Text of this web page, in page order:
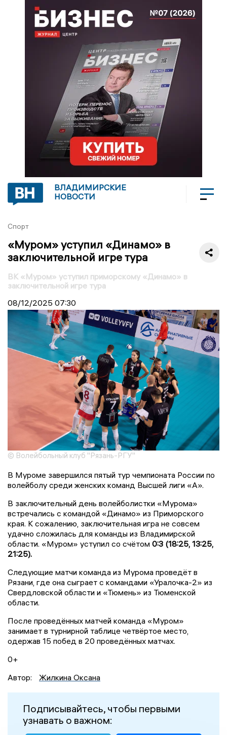
ВЛАДИМИРСКИЕ
НОВОСТИ
Спорт
«Муром» уступил «Динамо» в
заключительной игре тура
ВК «Муром» уступил приморскому «Динамо» в
заключительной игре тура
08/12/2025 07:30
© Волейбольный клуб "Рязань-РГУ"
В Муроме завершился пятый тур чемпионата России по
волейболу среди женских команд Высшей лиги «А».
В заключительный день волейболистки «Мурома»
встречались с командой «Динамо» из Приморского
края. К сожалению, заключительная игра не совсем
удачно сложилась для команды из Владимирской
области. «Муром» уступил со счётом 0:3 (18:25, 13:25,
21:25).
Следующие матчи команда из Мурома проведёт в
Рязани, где она сыграет с командами «Уралочка-2» из
Свердловской области и «Тюмень» из Тюменской
области.
После проведённых матчей команда «Муром»
занимает в турнирной таблице четвёртое место,
одержав 15 побед в 20 проведённых матчах.
0+
Автор:
Жилкина Оксана
Подписывайтесь, чтобы первыми
узнавать о важном: